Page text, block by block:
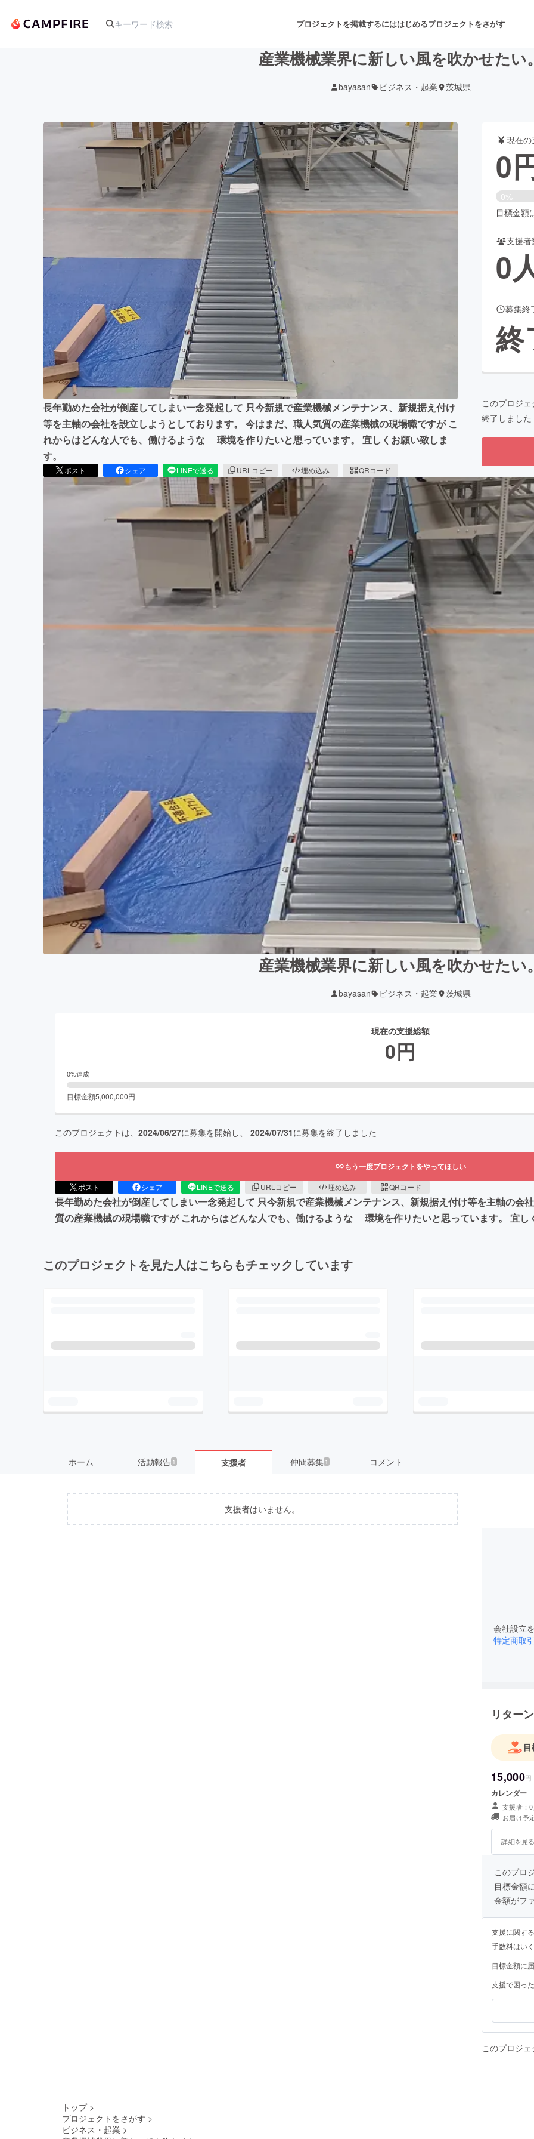
プロジェクトを掲載するにははじめるプロジェクトをさがす
アート・写真 音楽 舞台・パフォーマンス
テクノロジー・ガジェット ゲーム・サービス開発
映像・映画 書籍・雑誌出版 アニメ・漫画
ビューティー・ヘルスケ
まちづくり・地域活性化
産業機械業界に新しい風を吹かせたい
bayasan ビジネス・起業 茨城県
長年勤めた会社が倒産してしまい一念発起して 只今新規で産業機械メンテナンス、新規据え付け
等を主軸の会社を設立しようとしております。 今はまだ、職人気質の産業機械の現場職ですが こ
れからはどんな人でも、働けるような 環境を作りたいと思っています。 宜しくお願い致しま
す。
ポスト シェア LINEで送る URLコピー 埋め込み QRコード
現在
0
0%
目標金額
支援者
0
募集終
終
このプロジ
終了しました
産業機械業界に新しい風を吹かせたい
bayasan ビジネス・起業 茨城県
現在の支援総額
0円
0%達成
目標金額5,000,000円
このプロジェクトは、 2024/06/27に募集を開始し、 2024/07/31に募集を終了しました
もう一度プロジェクトをやってほしい
ポスト シェア LINEで送る URLコピー 埋め込み QRコード
長年勤めた会社が倒産してしまい一念発起して 只今新規で産業機械メンテナンス、新規据え付け等を主軸の会
質の産業機械の現場職ですが これからはどんな人でも、働けるような 環境を作りたいと思っています。 宜し
このプロジェクトを見た人はこちらもチェックしています
ホーム 活動報告 1 支援者 仲間募集 1 コメント
支援者はいません。
会社設立
特定商取
リター
15,000円
カレンダー
支援者：
お届け予
詳細を見
このプロ
目標金額
金額がフ
支援に関す
手数料はい
目標金額に
支援で困っ
このプロジ
トップ >
プロジェクトをさがす >
ビジネス・起業 >